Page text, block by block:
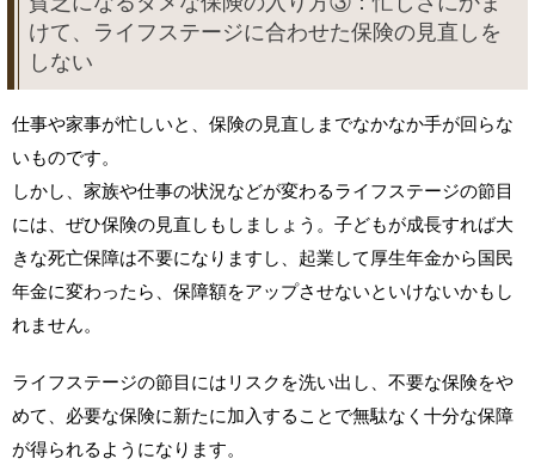
けて、ライフステージに合わせた保険の見直しを
しない
仕事や家事が忙しいと、保険の見直しまでなかなか手が回らな
いものです。
しかし、家族や仕事の状況などが変わるライフステージの節目
には、ぜひ保険の見直しもしましょう。子どもが成長すれば大
きな死亡保障は不要になりますし、起業して厚生年金から国民
年金に変わったら、保障額をアップさせないといけないかもし
れません。
ライフステージの節目にはリスクを洗い出し、不要な保険をや
めて、必要な保険に新たに加入することで無駄なく十分な保障
が得られるようになります。